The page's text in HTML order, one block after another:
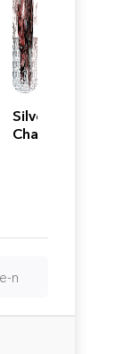
Silver
Chains